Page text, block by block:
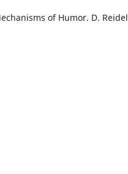
of Humor. D. Reidel